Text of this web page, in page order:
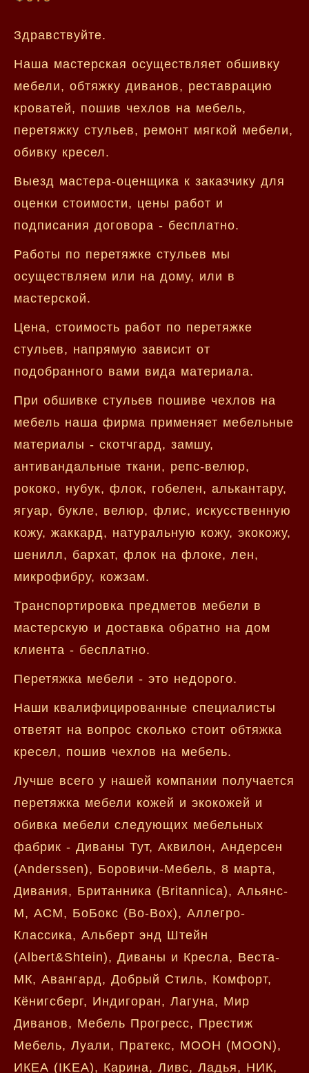
Здравствуйте.
Наша мастерская осуществляет обшивку
мебели, обтяжку диванов, реставрацию
кроватей, пошив чехлов на мебель,
перетяжку стульев, ремонт мягкой мебели,
обивку кресел.
Выезд мастера-оценщика к заказчику для
оценки стоимости, цены работ и
подписания договора - бесплатно.
Работы по перетяжке стульев мы
осуществляем или на дому, или в
мастерской.
Цена, стоимость работ по перетяжке
стульев, напрямую зависит от
подобранного вами вида материала.
При обшивке стульев пошиве чехлов на
мебель наша фирма применяет мебельные
материалы - скотчгард, замшу,
антивандальные ткани, репс-велюр,
рококо, нубук, флок, гобелен, алькантару,
ягуар, букле, велюр, флис, искусственную
кожу, жаккард, натуральную кожу, экокожу,
шенилл, бархат, флок на флоке, лен,
микрофибру, кожзам.
Транспортировка предметов мебели в
мастерскую и доставка обратно на дом
клиента - бесплатно.
Перетяжка мебели - это недорого.
Наши квалифицированные специалисты
ответят на вопрос сколько стоит обтяжка
кресел, пошив чехлов на мебель.
Лучше всего у нашей компании получается
перетяжка мебели кожей и экокожей и
обивка мебели следующих мебельных
фабрик - Диваны Тут, Аквилон, Андерсен
(Anderssen), Боровичи-Мебель, 8 марта,
Дивания, Британника (Britannica), Альянс-
М, АСМ, БоБокс (Bo-Box), Аллегро-
Классика, Альберт энд Штейн
(Albert&Shtein), Диваны и Кресла, Веста-
МК, Авангард, Добрый Стиль, Комфорт,
Кёнигсберг, Индигоран, Лагуна, Мир
Диванов, Мебель Прогресс, Престиж
Мебель, Луали, Пратекс, МООН (MOON),
ИКЕА (IKEA), Карина, Ливс, Ладья, НИК,